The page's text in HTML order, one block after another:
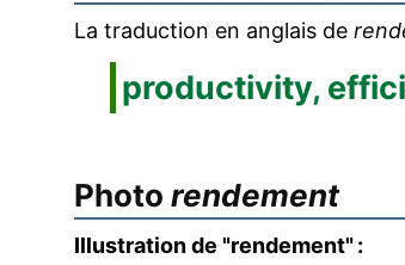
La traduction en anglais de
productivity,
Photo rendement
Illustration de "rendement" :